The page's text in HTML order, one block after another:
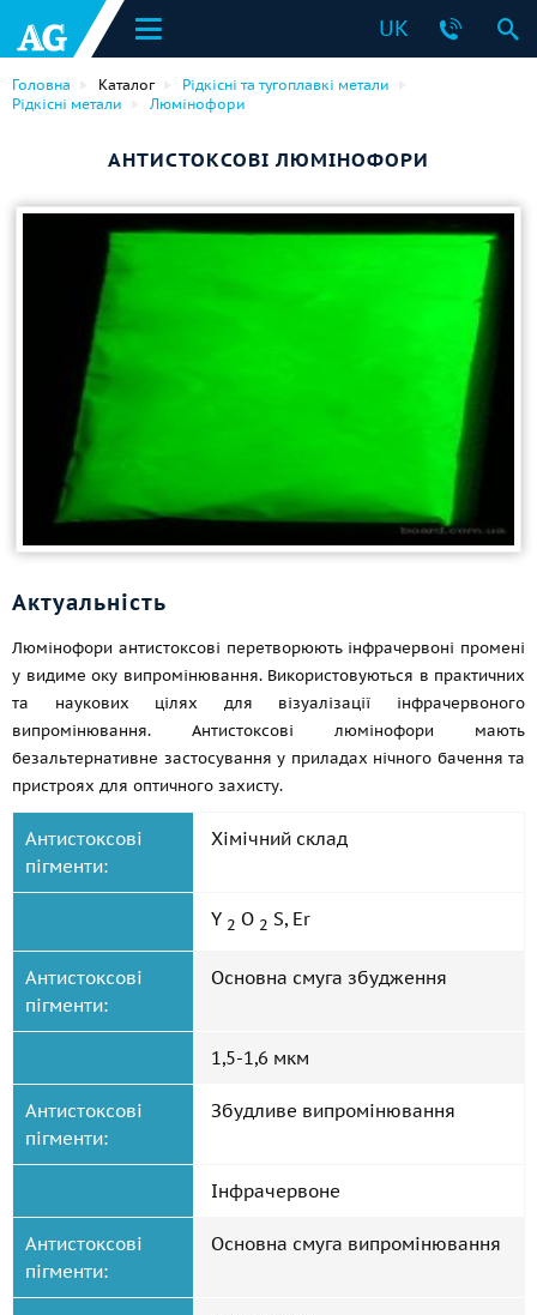
UK
Головна Каталог
Рідкісні та тугоплавкі метали
Рідкісні метали
Люмінофори
АНТИСТОКСОВІ ЛЮМІНОФОРИ
Актуальність
Люмінофори антистоксові перетворюють інфрачервоні промені
у видиме оку випромінювання. Використовуються в практичних
та наукових цілях для візуалізації інфрачервоного
випромінювання. Антистоксові люмінофори мають
безальтернативне застосування у приладах нічного бачення та
пристроях для оптичного захисту.
Антистоксові
пігменти:
Хімічний склад
Y 2 O 2 S, Er
Антистоксові
пігменти:
Основна смуга збудження
1,5-1,6 мкм
Антистоксові
пігменти:
Збудливе випромінювання
Інфрачервоне
Антистоксові
пігменти:
Основна смуга випромінювання